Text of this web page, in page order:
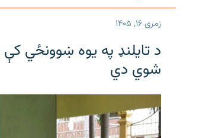
زمری ۱۶, ۱۴۰۵
شوي دي